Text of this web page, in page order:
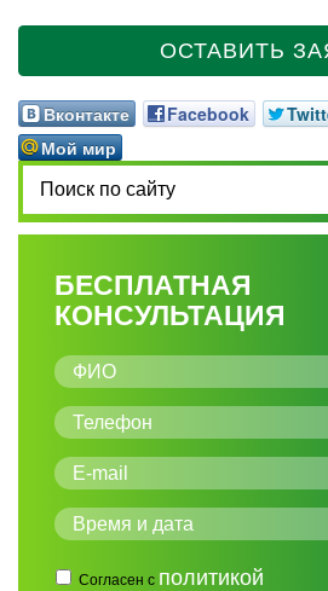
ОСТАВИТЬ
Вконтакте Facebook
Мой мир
БЕСПЛАТНАЯ
КОНСУЛЬТАЦИЯ
Согласен с политикой